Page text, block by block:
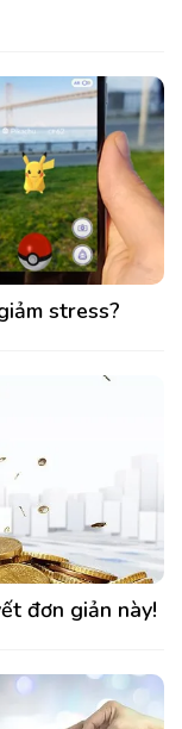
stress?
đơn giản này!